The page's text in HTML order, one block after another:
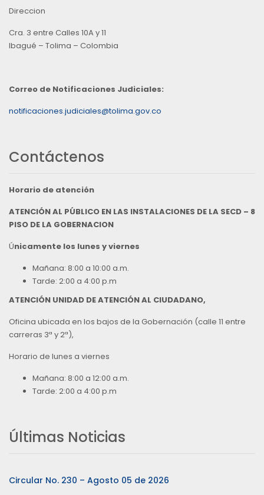
Direccion
Cra. 3 entre Calles 10A y 11
Ibagué – Tolima – Colombia
Correo de Notificaciones Judiciales:
notificaciones.judiciales@tolima.gov.co
Contáctenos
Horario de atención
ATENCIÓN AL PÚBLICO EN LAS INSTALACIONES DE LA SECD – 8
PISO DE LA GOBERNACION
Únicamente los lunes y viernes
Mañana: 8:00 a 10:00 a.m.
Tarde: 2:00 a 4:00 p.m
ATENCIÓN UNIDAD DE ATENCIÓN AL CIUDADANO,
Oficina ubicada en los bajos de la Gobernación (calle 11 entre
carreras 3ª y 2ª),
Horario de lunes a viernes
Mañana: 8:00 a 12:00 a.m.
Tarde: 2:00 a 4:00 p.m
Últimas Noticias
Circular No. 230 – Agosto 05 de 2026